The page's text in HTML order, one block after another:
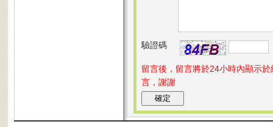
驗證碼
留言後，留言將於24小時內顯示
言，謝謝